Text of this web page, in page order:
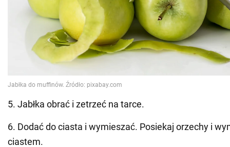
5. Jabłka obrać i zetrzeć na tarce.
6. Dodać do ciasta i wymieszać. Posiekaj orzechy i
ciastem.